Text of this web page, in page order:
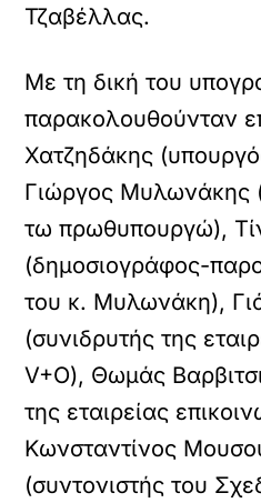
Τζαβέλλας.
Με τη δική του
παρακολουθούνταν
Χατζηδάκης
Γιώργος Μυλωνάκης
τω πρωθυπουργώ),
(δημοσιογράφος-
του κ. Μυλωνάκη),
(συνιδρυτής της
V+O), Θωμάς
της εταιρείας
Κωνσταντίνος
(συντονιστής του